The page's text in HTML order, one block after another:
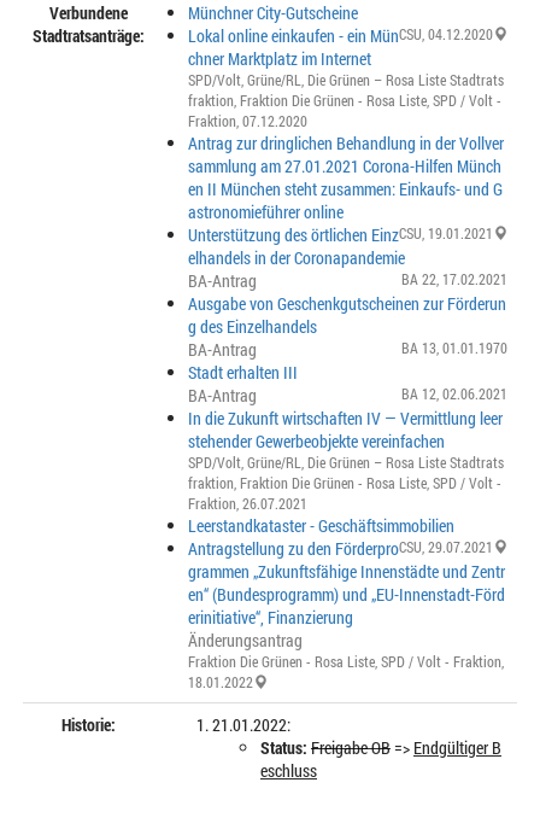
Verbundene
Stadtratsanträge:
Münchner City-Gutscheine
CSU , 04.12.2020
Lokal online einkaufen - ein Mün
chner Marktplatz im Internet
SPD/Volt Grüne/RL
Die Grünen – Rosa Liste Stadtrats
fraktion Fraktion Die Grünen - Rosa Liste SPD / Volt -
Fraktion , 07.12.2020
Antrag zur dringlichen Behandlung in der Vollver
sammlung am 27.01.2021 Corona-Hilfen Münch
en II München steht zusammen: Einkaufs- und G
astronomieführer online
CSU , 19.01.2021
Unterstützung des örtlichen Einz
elhandels in der Coronapandemie
BA-Antrag
BA 22 , 17.02.2021
Ausgabe von Geschenkgutscheinen zur Förderun
g des Einzelhandels
BA-Antrag
BA 13 , 01.01.1970
Stadt erhalten III
BA-Antrag
BA 12 , 02.06.2021
In die Zukunft wirtschaften IV — Vermittlung leer
stehender Gewerbeobjekte vereinfachen
SPD/Volt Grüne/RL
Die Grünen – Rosa Liste Stadtrats
fraktion Fraktion Die Grünen - Rosa Liste SPD / Volt -
Fraktion , 26.07.2021
Leerstandkataster - Geschäftsimmobilien
CSU , 29.07.2021
Antragstellung zu den Förderpro
grammen „Zukunftsfähige Innenstädte und Zentr
en“ (Bundesprogramm) und „EU-Innenstadt-Förd
erinitiative“, Finanzierung
Änderungsantrag
Fraktion Die Grünen - Rosa Liste SPD / Volt - Fraktion
18.01.2022
Historie:
21.01.2022:
Status: Freigabe OB=> Endgültiger B
eschluss